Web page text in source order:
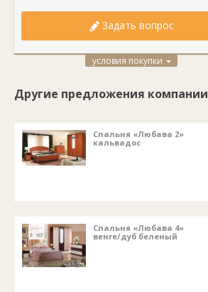
Задать вопрос
условия покупки
Другие предложения компании
Спальня «Любава 2»
кальвадос
Спальня «Любава 4»
венге/дуб беленый